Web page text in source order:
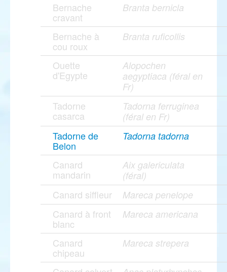
Bernache
cravant
Branta bernicla
Bernache à
cou roux
Branta ruficollis
Ouette
d'Egypte
Alopochen
aegyptiaca (féral en
Fr)
Tadorne
casarca
Tadorna ferruginea
(féral en Fr)
Tadorne de
Belon
Tadorna tadorna
Canard
mandarin
Aix galericulata
(féral)
Canard siffleur Mareca penelope
Canard à front
blanc
Mareca americana
Canard
chipeau
Mareca strepera